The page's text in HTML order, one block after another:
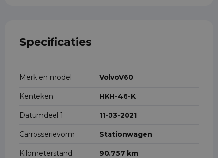
Specificaties
Merk en model VolvoV60
Kenteken HKH-46-K
Datumdeel 1 11-03-2021
Carrosserievorm Stationwagen
Kilometerstand 90.757 km